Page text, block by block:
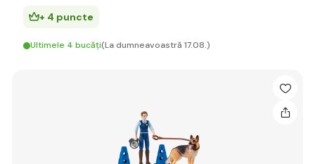
+ 4 puncte
Ultimele 4 bucăți(La dumneavoastră 17.08.)